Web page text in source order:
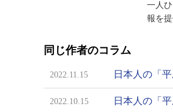
一人
報を
同じ作者のコラム
2022.11.15 日本人の「
2022.10.15 日本人の「